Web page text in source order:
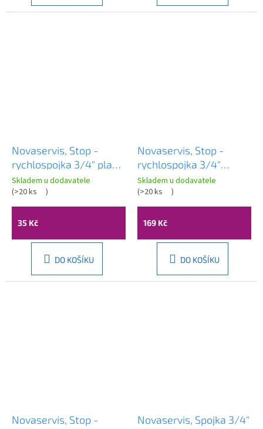
Novaservis, Stop -
rychlospojka 3/4" plast,
DY8030
Skladem u dodavatele
(>20 ks )
35 Kč
DO KOŠÍKU
Novaservis, Stop -
rychlospojka 3/4"
mosadz, DY8030C
Skladem u dodavatele
(>20 ks )
169 Kč
DO KOŠÍKU
Novaservis, Stop -
Novaservis, Spojka 3/4"